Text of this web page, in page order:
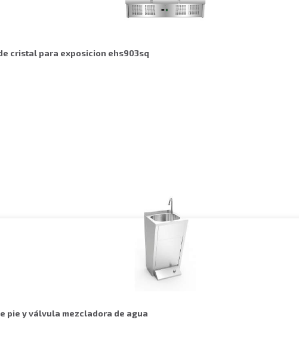
cristal para exposicion ehs903sq
pie y válvula mezcladora de agua